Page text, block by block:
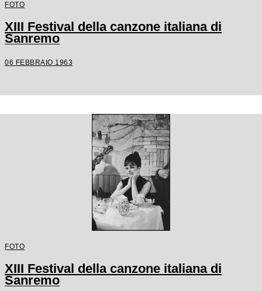
FOTO
XIII Festival della canzone italiana di
Sanremo
06 FEBBRAIO 1963
FOTO
XIII Festival della canzone italiana di
Sanremo